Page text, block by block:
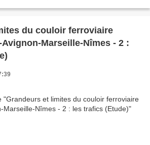
du couloir ferroviaire
Marseille-Nîmes - 2 :